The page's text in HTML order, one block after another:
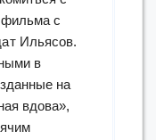
фильма с
Ильясов.
в
на
вдова»,